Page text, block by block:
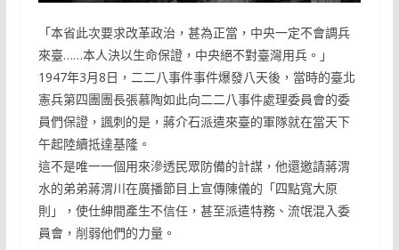
「本省此次要求改革政治，甚為正當，中央一定不會調兵
來臺……本人決以生命保證，中央絕不對臺灣用兵。」
1947年3月8日，二二八事件事件爆發八天後，當時的臺北
憲兵第四團團長張慕陶如此向二二八事件處理委員會的委
員們保證，諷刺的是，蔣介石派遣來臺的軍隊就在當天下
午起陸續抵達基隆。
這不是唯一一個用來滲透民眾防備的計謀，他還邀請蔣渭
水的弟弟蔣渭川在廣播節目上宣傳陳儀的「四點寬大原
則」，使仕紳間產生不信任，甚至派遣特務、流氓混入委
員會，削弱他們的力量。